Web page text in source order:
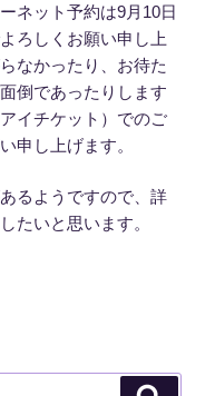
ネット予約は9月10日
ろしくお願い申し上
なかったり、お待た
倒であったりします
イチケット）でのご
申し上げます。
るようですので、詳
たいと思います。